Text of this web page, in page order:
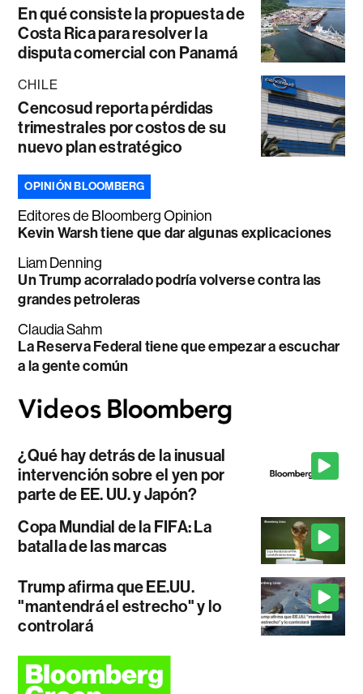
En qué consiste la propuesta de
Costa Rica para resolver la
disputa comercial con Panamá
CHILE
Cencosud reporta pérdidas
trimestrales por costos de su
nuevo plan estratégico
OPINIÓN BLOOMBERG
Editores de Bloomberg Opinion
Kevin Warsh tiene que dar algunas explicaciones
Liam Denning
Un Trump acorralado podría volverse contra las
grandes petroleras
Claudia Sahm
La Reserva Federal tiene que empezar a escuchar
a la gente común
¿Qué hay detrás de la inusual
intervención sobre el yen por
parte de EE. UU. y Japón?
Copa Mundial de la FIFA: La
batalla de las marcas
Trump afirma que EE.UU.
"mantendrá el estrecho" y lo
controlará